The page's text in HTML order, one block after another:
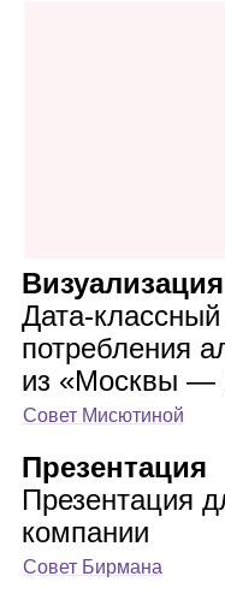
Визуализация
потребления
из «Москвы —
Совет Мисютиной
Презентация
Презентация
компании
Совет Бирмана